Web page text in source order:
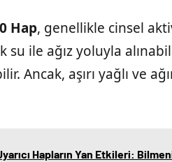
Hap, genellikle cinsel
su ile ağız yoluyla
Ancak, aşırı yağlı ve
Hapların Yan Etkileri: